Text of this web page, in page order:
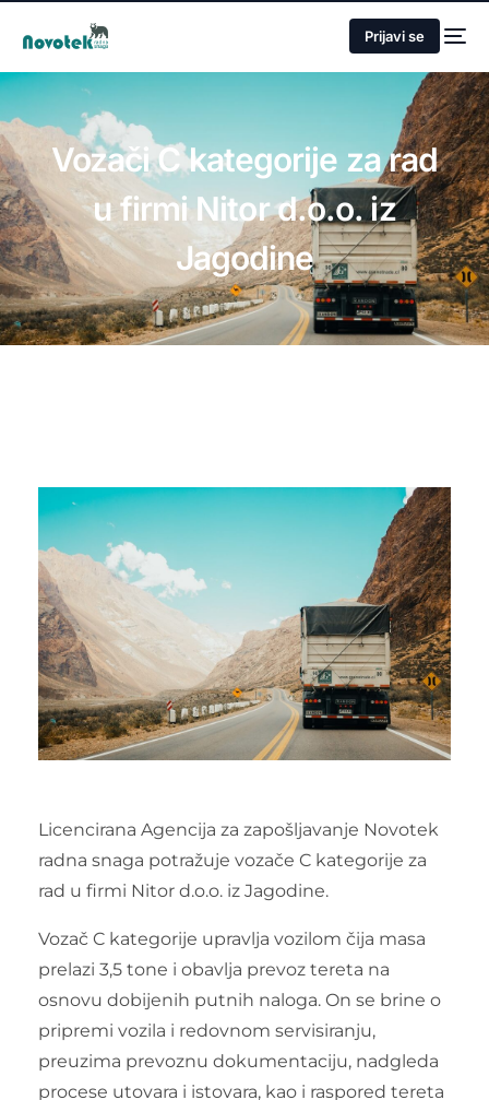
Prijavi se
Vozači C kategorije za rad
u firmi Nitor d.o.o. iz
Jagodine
Licencirana Agencija za zapošljavanje Novotek
radna snaga potražuje vozače C kategorije za
rad u firmi Nitor d.o.o. iz Jagodine.
Vozač C kategorije upravlja vozilom čija masa
prelazi 3,5 tone i obavlja prevoz tereta na
osnovu dobijenih putnih naloga. On se brine o
pripremi vozila i redovnom servisiranju,
preuzima prevoznu dokumentaciju, nadgleda
procese utovara i istovara, kao i raspored tereta